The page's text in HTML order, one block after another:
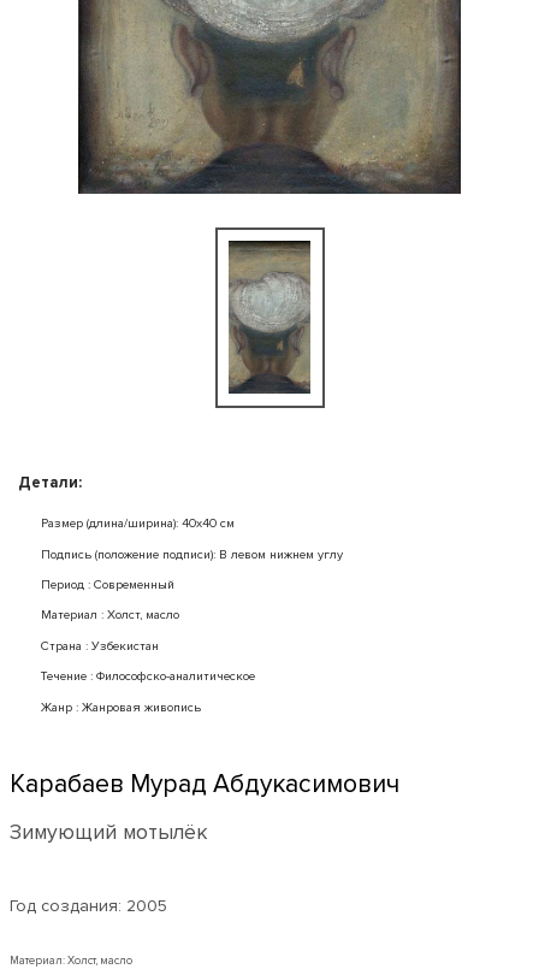
Детали:
Размер (длина/ширина): 40x40 см
Подпись (положение подписи): В левом нижнем углу
Период : Современный
Mатериал : Холст, масло
Страна : Узбекистан
Течение : Философско-аналитическое
Жанр : Жанровая живопись
Карабаев Мурад Абдукасимович
Зимующий мотылёк
Год создания: 2005
Материал: Холст, масло